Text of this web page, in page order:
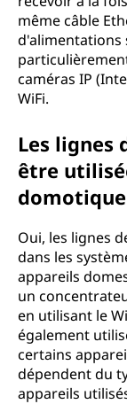
même câble
d'alimentations
caméras IP
WiFi.
Les lignes
être
Oui, les lignes
dans les
appareils
un
en utilisant le
également
certains
dépendent du
appareils